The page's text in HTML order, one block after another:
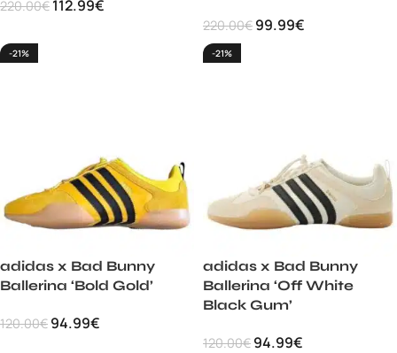
220.00€ 112.99€
220.00€ 99.99€
-21%
adidas x Bad Bunny
Ballerina ‘Bold Gold’
120.00€ 94.99€
-21%
adidas x Bad Bunny
Ballerina ‘Off White
Black Gum’
120.00€ 94.99€